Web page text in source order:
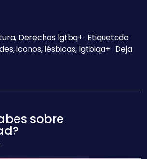
iconos y aliades
, Derechos lgtbq+ Etiquetado
,iconos, lésbicas, lgtbiqa+ Deja
Ídolas, iconos y aliades
sobre